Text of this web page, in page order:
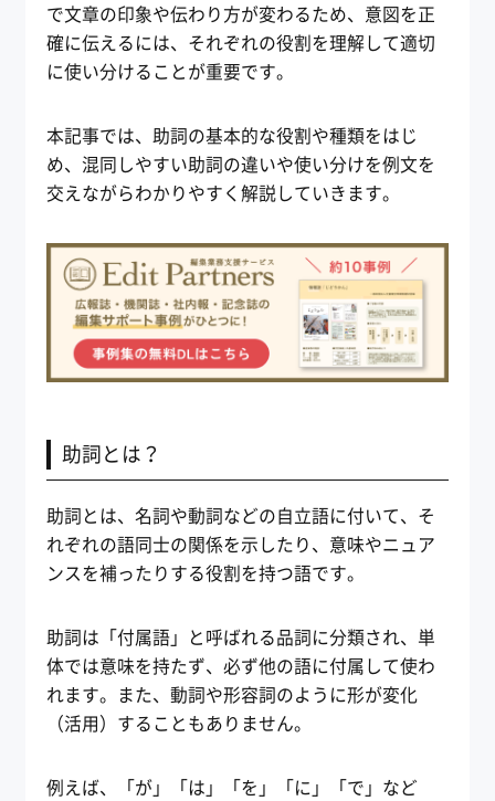
で文章の印象や伝わり方が変わるため、意図を正
確に伝えるには、それぞれの役割を理解して適切
に使い分けることが重要です。
本記事では、助詞の基本的な役割や種類をはじ
め、混同しやすい助詞の違いや使い分けを例文を
交えながらわかりやすく解説していきます。
助詞とは？
助詞とは、名詞や動詞などの自立語に付いて、そ
れぞれの語同士の関係を示したり、意味やニュア
ンスを補ったりする役割を持つ語です。
助詞は「付属語」と呼ばれる品詞に分類され、単
体では意味を持たず、必ず他の語に付属して使わ
れます。また、動詞や形容詞のように形が変化
（活用）することもありません。
例えば、「が」「は」「を」「に」「で」など